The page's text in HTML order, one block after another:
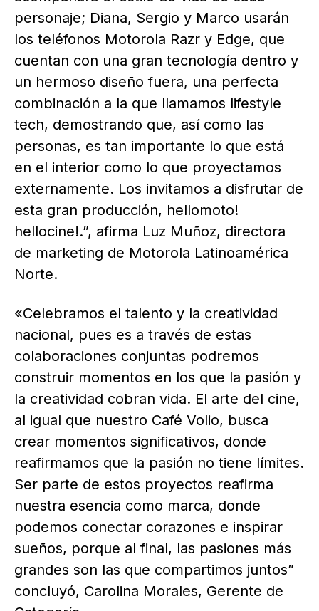
personaje; Diana, Sergio y Marco usarán
los teléfonos Motorola Razr y Edge, que
cuentan con una gran tecnología dentro y
un hermoso diseño fuera, una perfecta
combinación a la que llamamos lifestyle
tech, demostrando que, así como las
personas, es tan importante lo que está
en el interior como lo que proyectamos
externamente. Los invitamos a disfrutar de
esta gran producción, hellomoto!
hellocine!.”, afirma Luz Muñoz, directora
de marketing de Motorola Latinoamérica
Norte.
«Celebramos el talento y la creatividad
nacional, pues es a través de estas
colaboraciones conjuntas podremos
construir momentos en los que la pasión y
la creatividad cobran vida. El arte del cine,
al igual que nuestro Café Volio, busca
crear momentos significativos, donde
reafirmamos que la pasión no tiene límites.
Ser parte de estos proyectos reafirma
nuestra esencia como marca, donde
podemos conectar corazones e inspirar
sueños, porque al final, las pasiones más
grandes son las que compartimos juntos”
concluyó, Carolina Morales, Gerente de